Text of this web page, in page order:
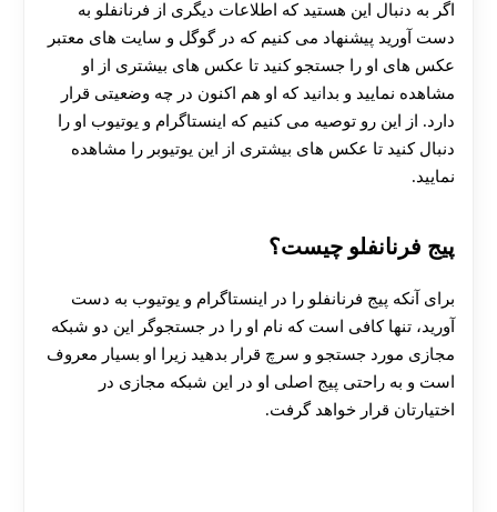
اگر به دنبال این هستید که اطلاعات دیگری از فرنانفلو به
دست آورید پیشنهاد می کنیم که در گوگل و سایت های معتبر
عکس های او را جستجو کنید تا عکس های بیشتری از او
مشاهده نمایید و بدانید که او هم اکنون در چه وضعیتی قرار
دارد. از این رو توصیه می‌ کنیم که اینستاگرام و یوتیوب او را
دنبال کنید تا عکس های بیشتری از این یوتیوبر را مشاهده
نمایید.
پیج فرنانفلو چیست؟
برای آنکه پیج فرنانفلو را در اینستاگرام و یوتیوب به دست
آورید، تنها کافی است که نام او را در جستجوگر این دو شبکه
مجازی مورد جستجو و سرچ قرار بدهید زیرا او بسیار معروف
است و به راحتی پیج اصلی او در این شبکه مجازی در
اختیارتان قرار خواهد گرفت.